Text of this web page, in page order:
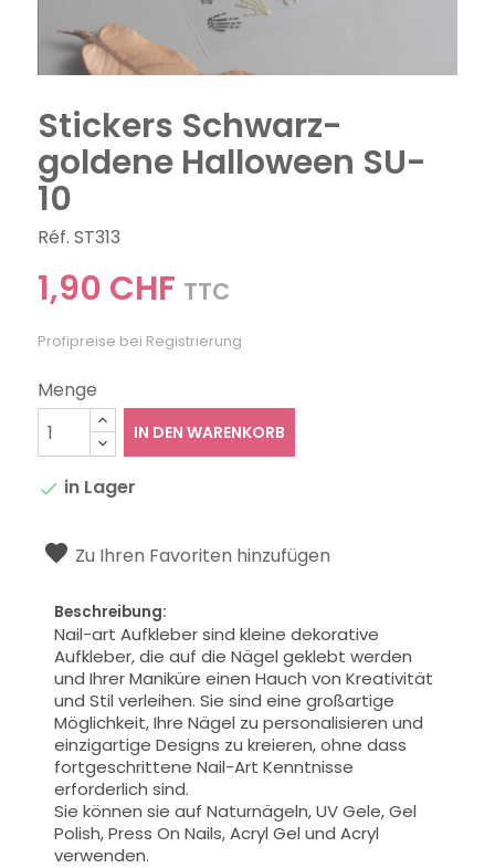
Stickers Schwarz-
goldene Halloween SU-
10
Réf. ST313
1,90 CHF TTC
Profipreise bei Registrierung
Menge
IN DEN WARENKORB
 in Lager
Zu Ihren Favoriten hinzufügen
Beschreibung:
Nail-art Aufkleber sind kleine dekorative
Aufkleber, die auf die Nägel geklebt werden
und Ihrer Maniküre einen Hauch von Kreativität
und Stil verleihen. Sie sind eine großartige
Möglichkeit, Ihre Nägel zu personalisieren und
einzigartige Designs zu kreieren, ohne dass
fortgeschrittene Nail-Art Kenntnisse
erforderlich sind.
Sie können sie auf Naturnägeln,UV Gele, Gel
Polish, Press On Nails, Acryl Gel und Acryl
verwenden.